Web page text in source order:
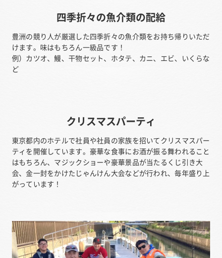
四季折々の魚介類の配給
豊洲の競り人が厳選した四季折々の魚介類をお持ち帰りいただ
けます。味はもちろん一級品です！
例）カツオ、鰻、干物セット、ホタテ、カニ、エビ、いくらな
ど
クリスマスパーティ
東京都内のホテルで社員や社員の家族を招いてクリスマスパー
ティを開催しています。豪華な食事にお酒が振る舞われること
はもちろん、マジックショーや豪華景品が当たるくじ引き大
会、金一封をかけたじゃんけん大会などが行われ、毎年盛り上
がっています！